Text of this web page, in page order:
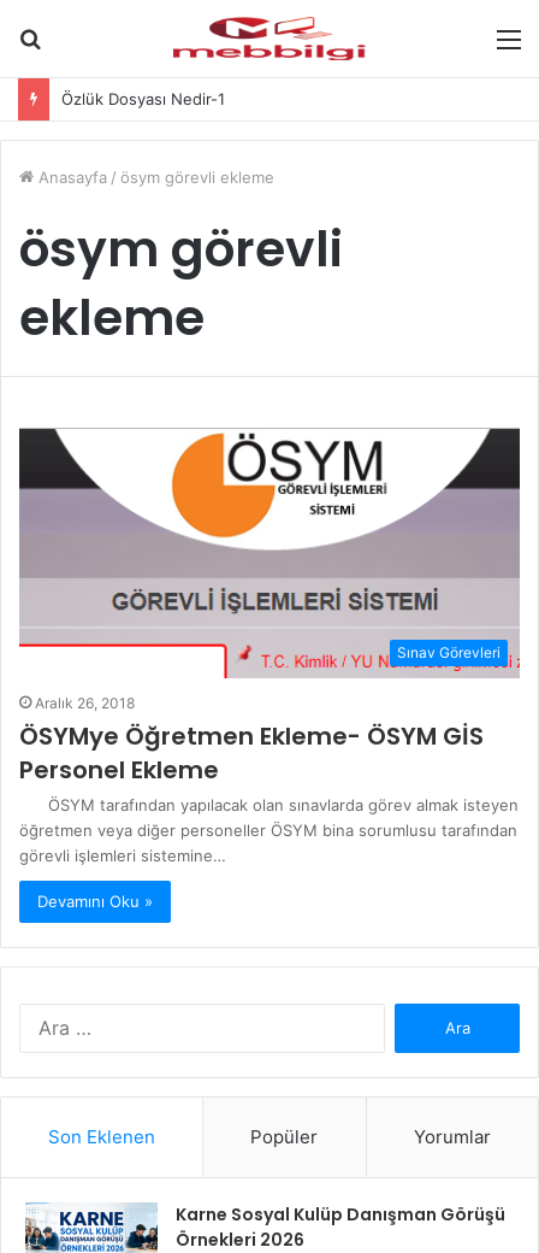
yap
Özlük Dosyası Nedir-1
Anasayfa / ösym görevli ekleme
ösym görevli
ekleme
Sınav Görevleri
Aralık 26, 2018
ÖSYMye Öğretmen Ekleme- ÖSYM GİS
Personel Ekleme
ÖSYM tarafından yapılacak olan sınavlarda görev almak isteyen
öğretmen veya diğer personeller ÖSYM bina sorumlusu tarafından
görevli işlemleri sistemine…
Devamını Oku »
Son Eklenen Popüler Yorumlar
Karne Sosyal Kulüp Danışman Görüşü
Örnekleri 2026